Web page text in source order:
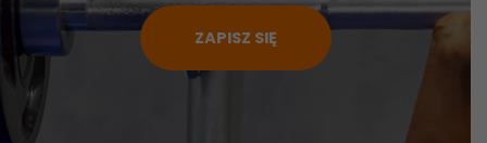
ZAPISZ SIĘ